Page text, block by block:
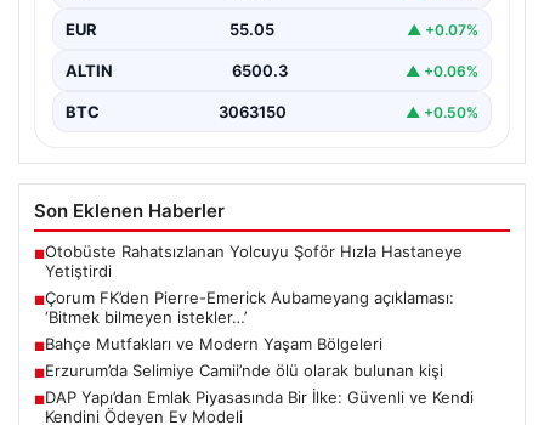
EUR 55.05 ▲ +0.07%
ALTIN 6500.3 ▲ +0.06%
BTC 3063150 ▲ +0.50%
Son Eklenen Haberler
■Otobüste Rahatsızlanan Yolcuyu Şoför Hızla Hastaneye
Yetiştirdi
■Çorum FK’den Pierre-Emerick Aubameyang açıklaması:
‘Bitmek bilmeyen istekler…’
■Bahçe Mutfakları ve Modern Yaşam Bölgeleri
■Erzurum’da Selimiye Camii’nde ölü olarak bulunan kişi
■DAP Yapı’dan Emlak Piyasasında Bir İlke: Güvenli ve Kendi
Kendini Ödeyen Ev Modeli